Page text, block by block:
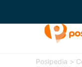
Posipedia >